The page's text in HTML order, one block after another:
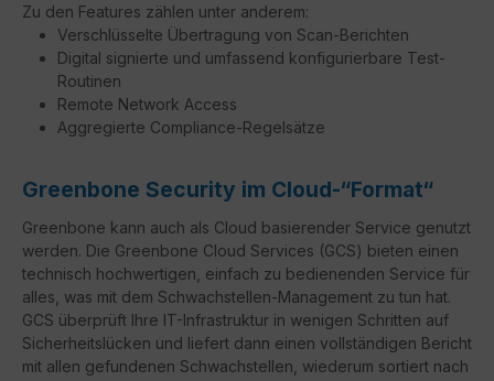
Zu den Features zählen unter anderem:
Verschlüsselte Übertragung von Scan-Berichten
Digital signierte und umfassend konfigurierbare Test-
Routinen
Remote Network Access
Aggregierte Compliance-Regelsätze
Greenbone Security im Cloud-“Format“
Greenbone kann auch als Cloud basierender Service genutzt
werden. Die Greenbone Cloud Services (GCS) bieten einen
technisch hochwertigen, einfach zu bedienenden Service für
alles, was mit dem Schwachstellen-Management zu tun hat.
GCS überprüft Ihre IT-Infrastruktur in wenigen Schritten auf
Sicherheitslücken und liefert dann einen vollständigen Bericht
mit allen gefundenen Schwachstellen, wiederum sortiert nach